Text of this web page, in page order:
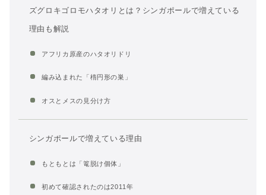
ズグロキゴロモハタオリとは？シンガポールで増えている
理由も解説
アフリカ原産のハタオリドリ
編み込まれた「楕円形の巣」
オスとメスの見分け方
シンガポールで増えている理由
もともとは「篭脱け個体」
初めて確認されたのは2011年